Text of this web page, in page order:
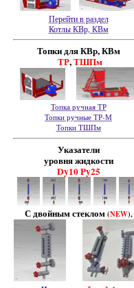
Перейти в раздел
Котлы КВр, КВм
Топки для КВр, КВм
ТР,ТШПм
Топка ручная ТР
Топки ручные ТР-М
Топки ТШПм
Указатели
уровня жидкости
Dy10 Py25
С двойным стеклом(NEW),